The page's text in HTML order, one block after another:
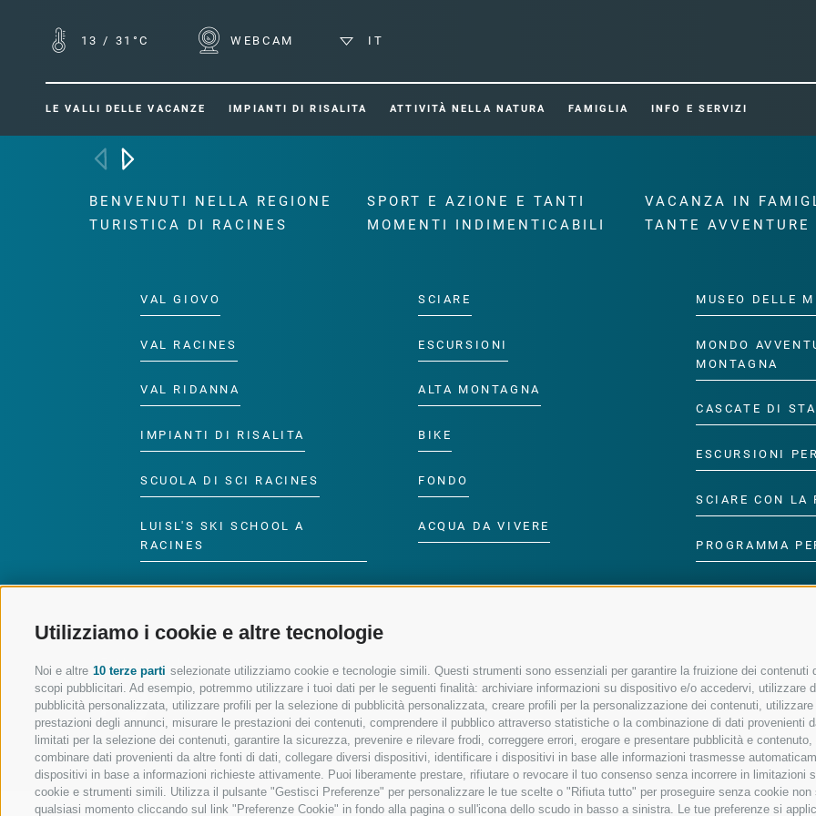
Utilizziamo i cookie e altre tecnologie
Noi e altre 10 terze parti selezionate utilizziamo cookie e tecnologie simili. Questi strumenti sono essenziali per garantire la fruizione dei
scopi pubblicitari. Ad esempio, potremmo utilizzare i tuoi dati per le seguenti finalità: archiviare informazioni su dispositivo e/o accedervi, utilizzare
pubblicità personalizzata, utilizzare profili per la selezione di pubblicità personalizzata, creare profili per la personalizzazione dei contenuti,
prestazioni degli annunci, misurare le prestazioni dei contenuti, comprendere il pubblico attraverso statistiche o la combinazione di dati
limitati per la selezione dei contenuti, garantire la sicurezza, prevenire e rilevare frodi, correggere errori, erogare e presentare pubblicità e
combinare dati provenienti da altre fonti di dati, collegare diversi dispositivi, identificare i dispositivi in base alle informazioni trasmesse
dispositivi in base a informazioni richieste attivamente. Puoi liberamente prestare, rifiutare o revocare il tuo consenso senza incorrere in
cookie e strumenti simili. Utilizza il pulsante "Gestisci Preferenze" per personalizzare le tue scelte o "Rifiuta tutto" per proseguire senza cookie
qualsiasi momento cliccando sul link "Preferenze Cookie" in fondo alla pagina o sull'icona dello scudo in basso a sinistra. Le tue preferenze si
13 / 31°C WEBCAM IT
LE VALLI DELLE VACANZE IMPIANTI DI RISALITA ATTIVITÀ NELLA NATURA FAMIGLIA INFO E SERVIZI
BENVENUTI NELLA REGIONE
TURISTICA DI RACINES
VAL GIOVO
VAL RACINES
VAL RIDANNA
IMPIANTI DI RISALITA
SCUOLA DI SCI RACINES
LUISL'S SKI SCHOOL A
RACINES
SPORT E AZIONE E TANTI
MOMENTI INDIMENTICABILI
SCIARE
ESCURSIONI
ALTA MONTAGNA
BIKE
FONDO
ACQUA DA VIVERE
VACANZA IN
TANTE AVVENTURE
MUSEO DELLE
MONDO
MONTAGNA
CASCATE DI
ESCURSIONI
SCIARE CON LA
PROGRAMMA
SEGUICI SUI SOCIAL